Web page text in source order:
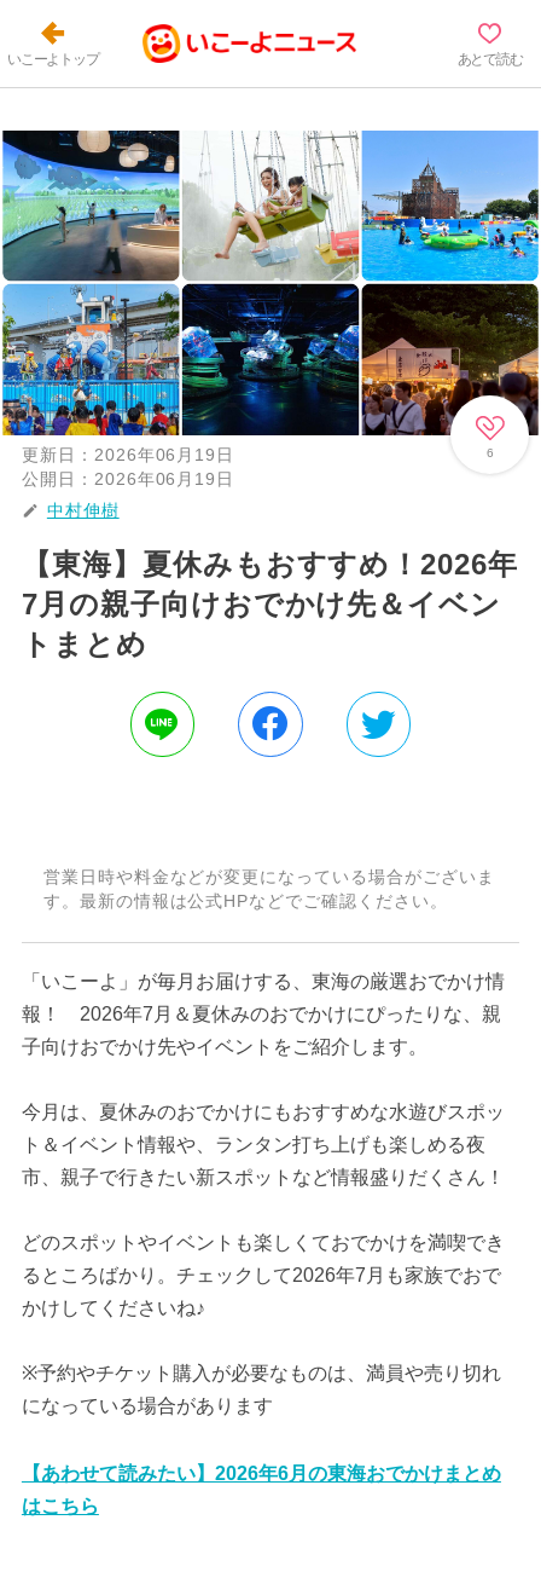
いこーよトップ あとで読む
6
更新日： 2026年06月19日
公開日： 2026年06月19日
中村伸樹
【東海】夏休みもおすすめ！2026年
7月の親子向けおでかけ先＆イベン
トまとめ
営業日時や料金などが変更になっている場合がございま
す。最新の情報は公式HPなどでご確認ください。
「いこーよ」が毎月お届けする、東海の厳選おでかけ情
報！ 2026年7月＆夏休みのおでかけにぴったりな、親
子向けおでかけ先やイベントをご紹介します。
今月は、夏休みのおでかけにもおすすめな水遊びスポッ
ト＆イベント情報や、ランタン打ち上げも楽しめる夜
市、親子で行きたい新スポットなど情報盛りだくさん！
どのスポットやイベントも楽しくておでかけを満喫でき
るところばかり。チェックして2026年7月も家族でおで
かけしてくださいね♪
※予約やチケット購入が必要なものは、満員や売り切れ
になっている場合があります
【あわせて読みたい】2026年6月の東海おでかけまとめ
はこちら